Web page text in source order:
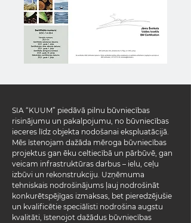
SIA “KUUM” piedāvā pilnu būvniecības
risinājumu un pakalpojumu, no būvniecības
ieceres līdz objekta nodošanai ekspluatācijā.
Mēs īstenojam dažāda mēroga būvniecības
projektus gan ēku celtiecībā un pārbūvē, gan
veicam infrastruktūras darbus – ielu, ceļu
izbūvi un rekonstrukciju. Uzņēmuma
tehniskais nodrošinājums ļauj nodrošināt
konkurētspējīgas izmaksas, bet pieredzējušie
un kvalificētie speciālisti nodrošina augstu
kvalitāti, īstenojot dažādus būvniecības